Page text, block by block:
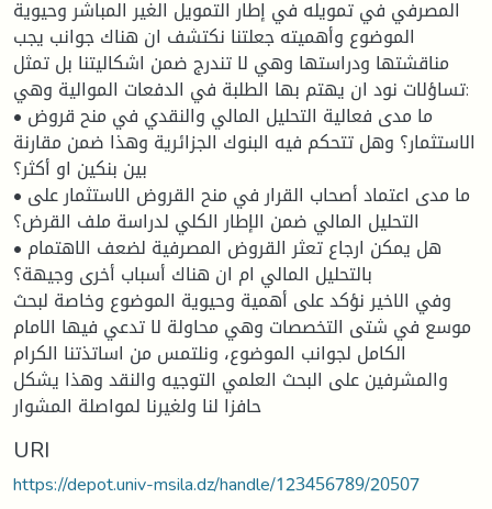
المصرفي في تمويله في إطار التمويل الغير المباشر وحيوية
الموضوع وأهميته جعلتنا نكتشف ان هناك جوانب يجب
مناقشتها ودراستها وهي لا تندرج ضمن اشكاليتنا بل تمثل
تساؤلات نود ان يهتم بها الطلبة في الدفعات الموالية وهي:
• ما مدى فعالية التحليل المالي والنقدي في منح قروض
الاستثمار؟ وهل تتحكم فيه البنوك الجزائرية وهذا ضمن مقارنة
بين بنكين او أكثر؟
• ما مدى اعتماد أصحاب القرار في منح القروض الاستثمار على
التحليل المالي ضمن الإطار الكلي لدراسة ملف القرض؟
• هل يمكن ارجاع تعثر القروض المصرفية لضعف الاهتمام
بالتحليل المالي ام ان هناك أسباب أخرى وجيهة؟
وفي الاخير نؤكد على أهمية وحيوية الموضوع وخاصة لبحث
موسع في شتى التخصصات وهي محاولة لا تدعي فيها الامام
الكامل لجوانب الموضوع، ونلتمس من اساتذتنا الكرام
والمشرفين على البحث العلمي التوجيه والنقد وهذا يشكل
حافزا لنا ولغيرنا لمواصلة المشوار
URI
https://depot.univ-msila.dz/handle/123456789/20507